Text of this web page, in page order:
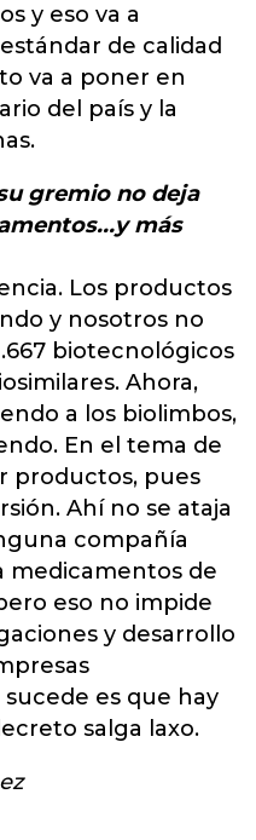
y eso va a
de calidad
va a poner en
del país y la
gremio no deja
más
Los productos
y nosotros no
biotecnológicos
Ahora,
a los biolimbos,
En el tema de
productos, pues
Ahí no se ataja
compañía
medicamentos de
eso no impide
y desarrollo
es que hay
salga laxo.